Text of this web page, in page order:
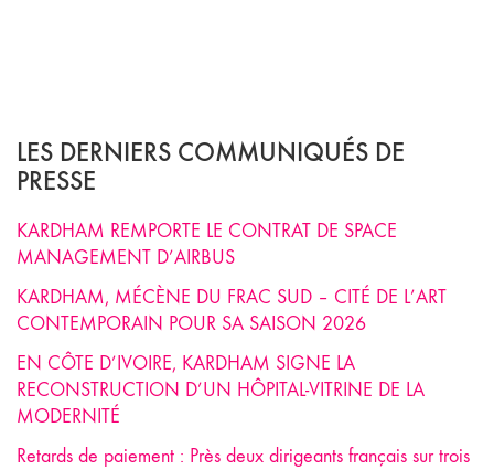
LES DERNIERS COMMUNIQUÉS DE
PRESSE
KARDHAM REMPORTE LE CONTRAT DE SPACE
MANAGEMENT D’AIRBUS
KARDHAM, MÉCÈNE DU FRAC SUD – CITÉ DE L’ART
CONTEMPORAIN POUR SA SAISON 2026
EN CÔTE D’IVOIRE, KARDHAM SIGNE LA
RECONSTRUCTION D’UN HÔPITAL-VITRINE DE LA
MODERNITÉ
Retards de paiement : Près deux dirigeants français sur trois